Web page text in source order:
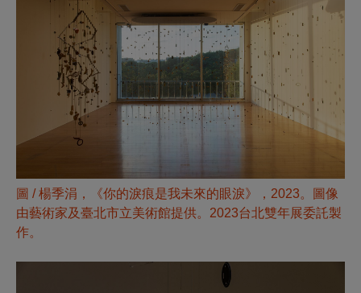
圖 / 楊季涓，《你的淚痕是我未來的眼淚》，2023。圖像
由藝術家及臺北市立美術館提供。2023台北雙年展委託製
作。